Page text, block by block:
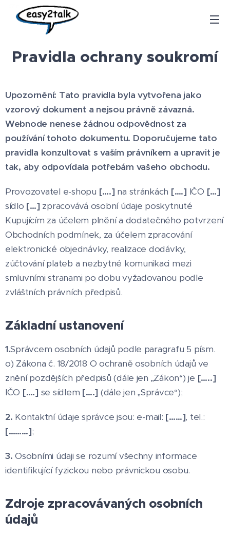
Pravidla ochrany soukromí
Upozornění: Tato pravidla byla vytvořena jako
vzorový dokument a nejsou právně závazná.
Webnode nenese žádnou odpovědnost za
používání tohoto dokumentu. Doporučujeme tato
pravidla konzultovat s vaším právníkem a upravit je
tak, aby odpovídala potřebám vašeho obchodu.
Provozovatel e-shopu [….] na stránkách [….] IČO […]
sídlo […] zpracovává osobní údaje poskytnuté
Kupujícím za účelem plnění a dodatečného potvrzení
Obchodních podmínek, za účelem zpracování
elektronické objednávky, realizace dodávky,
zúčtování plateb a nezbytné komunikaci mezi
smluvními stranami po dobu vyžadovanou podle
zvláštních právních předpisů.
Základní ustanovení
1.Správcem osobních údajů podle paragrafu 5 písm.
o) Zákona č. 18/2018 O ochraně osobních údajů ve
znění pozdějších předpisů (dále jen „Zákon“) je […..]
IČO [….] se sídlem [….] (dále jen „Správce“);
2. Kontaktní údaje správce jsou: e-mail: [……], tel.:
[………];
3.Osobními údaji se rozumí všechny informace
identifikující fyzickou nebo právnickou osobu.
Zdroje zpracovávaných osobních
údajů